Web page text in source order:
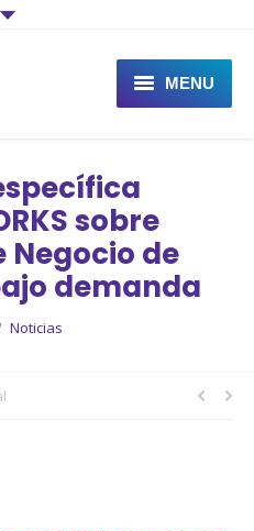
MENU
ISEA
sobre
Negocio de
demanda
Noticias